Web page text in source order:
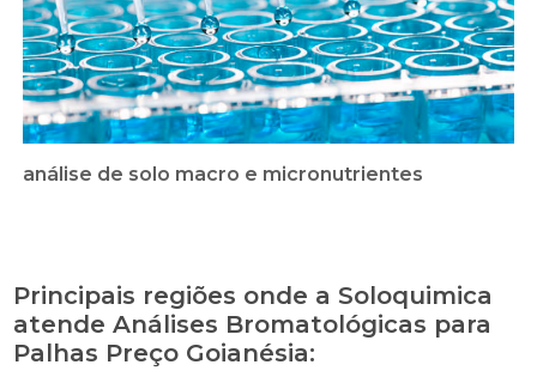
análise de solo macro e micronutrientes
Principais regiões onde a Soloquimica
atende Análises Bromatológicas para
Palhas Preço Goianésia: